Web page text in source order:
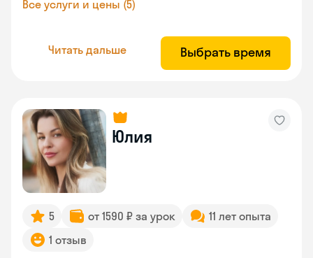
Все услуги и цены (5)
Читать дальше Выбрать время
Юлия
5 от 1590 ₽ за урок
11 лет опыта
1 отзыв